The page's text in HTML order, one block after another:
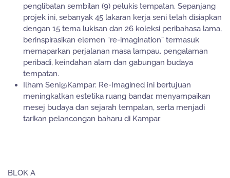
penglibatan sembilan (9) pelukis tempatan. Sepanjang
projek ini, sebanyak 45 lakaran kerja seni telah disiapkan
dengan 15 tema lukisan dan 26 koleksi peribahasa lama,
berinspirasikan elemen “re-imagination” termasuk
memaparkan perjalanan masa lampau, pengalaman
peribadi, keindahan alam dan gabungan budaya
tempatan.
Ilham Seni@Kampar: Re-Imagined ini bertujuan
meningkatkan estetika ruang bandar, menyampaikan
mesej budaya dan sejarah tempatan, serta menjadi
tarikan pelancongan baharu di Kampar.
BLOK A